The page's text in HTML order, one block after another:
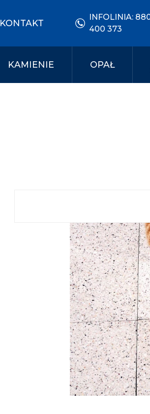
KONTAKT
INFOLINIA:
400 373
KAMIENIE OPAŁ